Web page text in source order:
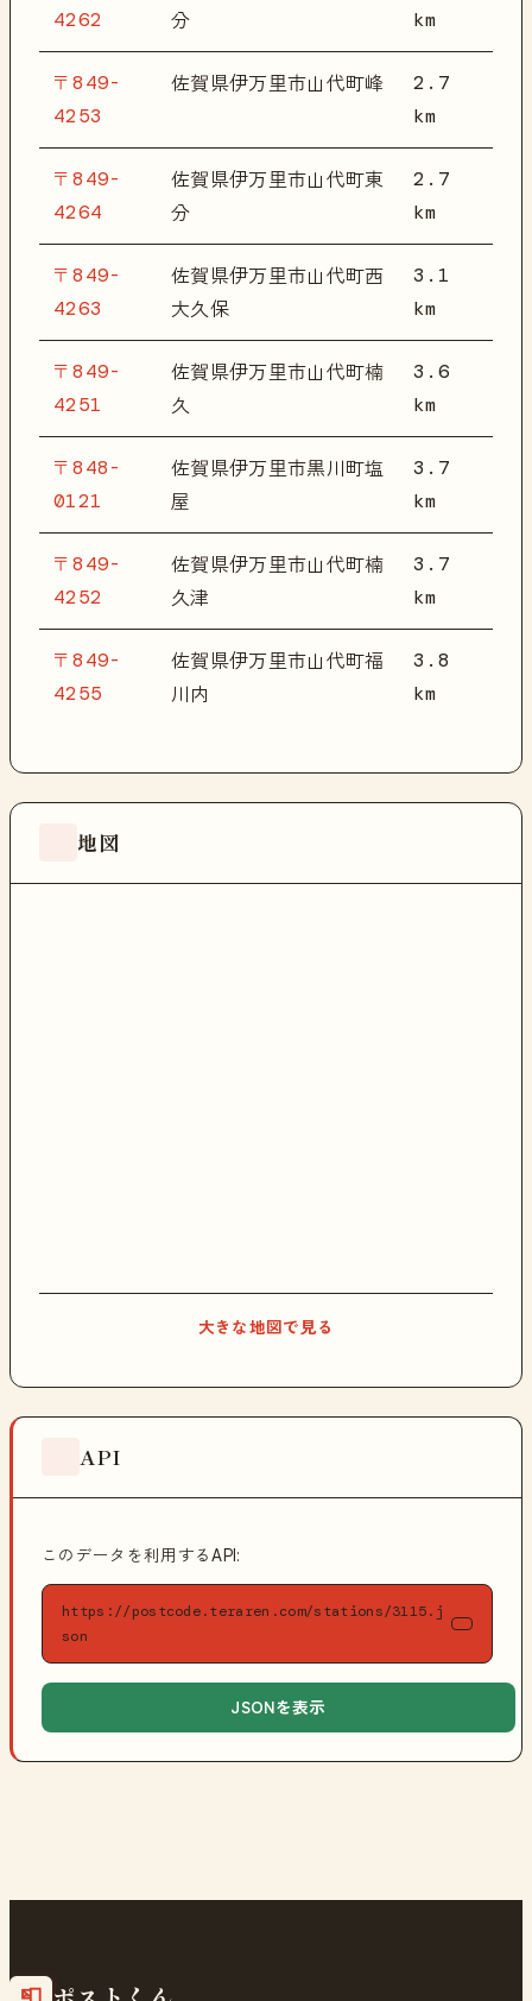
4262 分 km
〒849-
4253
佐賀県伊万里市山代町峰
2.7
km
〒849-
4264
佐賀県伊万里市山代町東
分
2.7
km
〒849-
4263
佐賀県伊万里市山代町西
大久保
3.1
km
〒849-
4251
佐賀県伊万里市山代町楠
久
3.6
km
〒848-
0121
佐賀県伊万里市黒川町塩
屋
3.7
km
〒849-
4252
佐賀県伊万里市山代町楠
久津
3.7
km
〒849-
4255
佐賀県伊万里市山代町福
川内
3.8
km
地図
大きな地図で見る
API
このデータを利用するAPI:
https://postcode.teraren.com/stations/3115.j
son
JSONを表示